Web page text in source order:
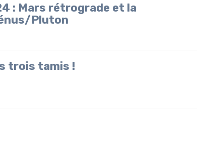
: Mars rétrograde et la
Pluton
trois tamis !